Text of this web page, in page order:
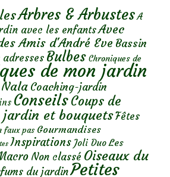
Arbres & Arbustes A
avec les enfantsAvec
Amis d'André Eve Bassin
adresses Bulbes Chroniques de
de mon jardin
Nala Coaching-jardin
ConseilsCoups de
jardin et bouquetsFêtes
faux pas Gourmandises
Inspirations Joli Duo Les
Non classé Oiseaux du
du jardinPetites